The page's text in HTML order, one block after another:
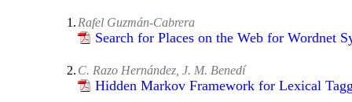
1. Rafel Guzmán-Cabrera
Search for Places on the Web for Wordnet
2. C. Razo Hernández, J. M. Benedí
Hidden Markov Framework for Lexical